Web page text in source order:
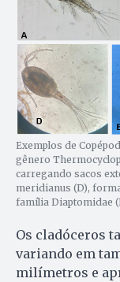
Exemplos de
gênero
carregando sacos
meridianus (D),
família Diaptomidae
Os cladóceros
variando em
milímetros e